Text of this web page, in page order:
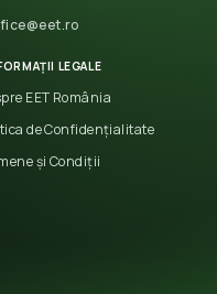
LEGALE
EET România
de Confidențialitate
și Condiții